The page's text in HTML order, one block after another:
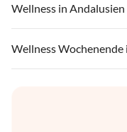
Wellness in Andalusien
Wellness Wochenende